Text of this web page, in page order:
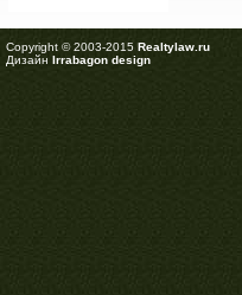
Copyright © 2003-2015 Realtylaw.ru
Дизайн Irrabagon design